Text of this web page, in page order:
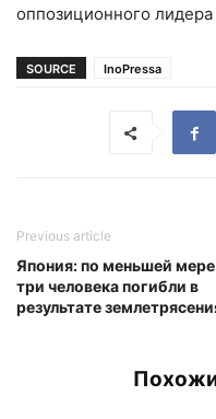
оппозиционного
SOURCE InoPressa
Previous article
Япония: по меньшей мере
три человека погибли в
результате